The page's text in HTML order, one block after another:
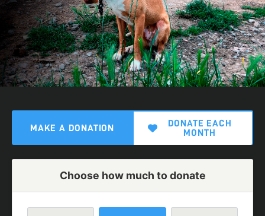
MAKE A DONATION
DONATE EACH
MONTH
Choose how much to donate